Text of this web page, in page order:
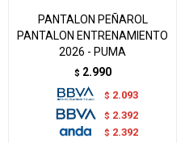
PANTALON PEÑAROL
PANTALON ENTRENAMIENTO
2026 - PUMA
$ 2.990
$ 2.093
$ 2.392
$ 2.392